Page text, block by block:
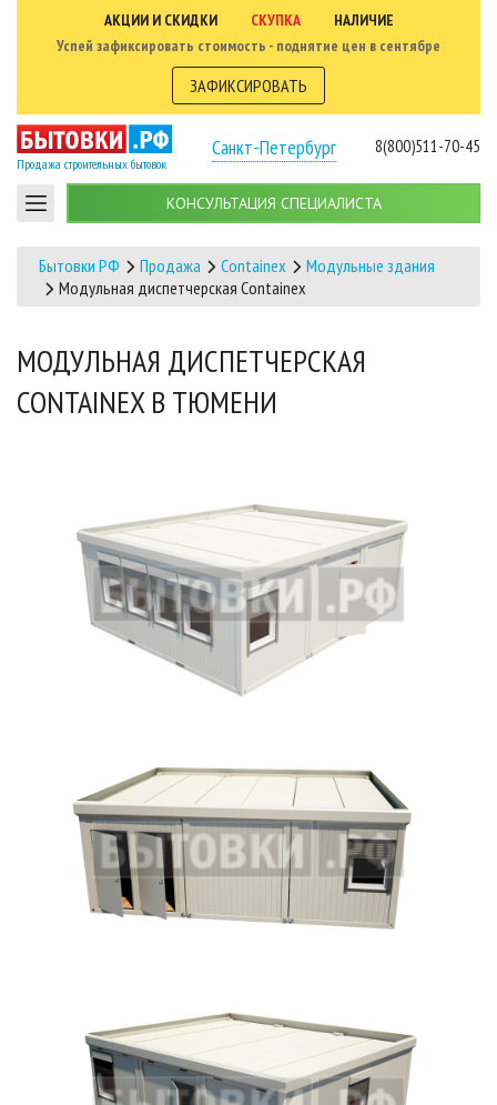
АКЦИИ И СКИДКИ СКУПКА
НАЛИЧИЕ
Успей зафиксировать стоимость - поднятие цен в сентябре
ЗАФИКСИРОВАТЬ
Продажа строительных бытовок
Санкт-Петербург 8(800)511-70-45
КОНСУЛЬТАЦИЯ СПЕЦИАЛИСТА
Бытовки РФ Продажа Containex
Модульные здания
Модульная диспетчерская Containex
МОДУЛЬНАЯ ДИСПЕТЧЕРСКАЯ
CONTAINEX В ТЮМЕНИ